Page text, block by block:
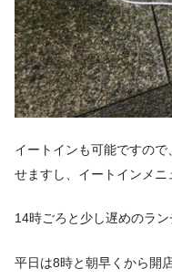
イートインも可能ですの
せますし、イートインメニ
14時ごろと少し遅めのラン
平日は8時と朝早くから開